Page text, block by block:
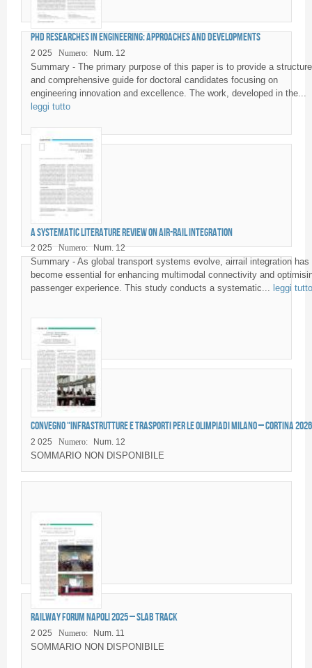
PhD researches in engineering: approaches and developments
2 025 Numero: Num. 12
Summary - The primary purpose of this paper is to provide a
and comprehensive guide for doctoral candidates focusing on
engineering innovation and excellence. The work, developed in the...
leggi tutto
A Systematic Literature Review on Air-Rail Integration
2 025 Numero: Num. 12
Summary - As global transport systems evolve, airrail integration has
become essential for enhancing multimodal connectivity and
passenger experience. This study conducts a systematic... leggi tutto
Convegno “Infrastrutture e Trasporti per le Olimpiadi Milano – Cortina
2 025 Numero: Num. 12
SOMMARIO NON DISPONIBILE
Railway Forum Napoli 2025 – Slab Track
2 025 Numero: Num. 11
SOMMARIO NON DISPONIBILE